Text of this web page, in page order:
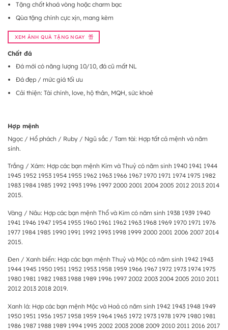
Tặng chốt khoá vòng hoặc charm bạc
Qùa tặng chính cực xịn, mang kèm
XEM ẢNH QUÀ TẶNG NGAY
Chất đá
Đá mới có năng lượng 10/10, đá cũ mất NL
Đá đẹp / mức giá tối ưu
Cải thiện: Tài chính, love, hộ thân, MQH, sức khoẻ
Hợp mệnh
Ngọc / Hổ phách / Ruby / Ngũ sắc / Tam tài: Hợp tất cả mệnh và năm
sinh.
Trắng / Xám: Hợp các bạn mệnh Kim và Thuỷ có năm sinh 1940 1941 1944
1945 1952 1953 1954 1955 1962 1963 1966 1967 1970 1971 1974 1975 1982
1983 1984 1985 1992 1993 1996 1997 2000 2001 2004 2005 2012 2013 2014
2015.
Vàng / Nâu: Hợp các bạn mệnh Thổ và Kim có năm sinh 1938 1939 1940
1941 1946 1947 1954 1955 1960 1961 1962 1963 1968 1969 1970 1971 1976
1977 1984 1985 1990 1991 1992 1993 1998 1999 2000 2001 2006 2007 2014
2015.
Đen / Xanh biển: Hợp các bạn mệnh Thuỷ và Mộc có năm sinh 1942 1943
1944 1945 1950 1951 1952 1953 1958 1959 1966 1967 1972 1973 1974 1975
1980 1981 1982 1983 1988 1989 1996 1997 2002 2003 2004 2005 2010 2011
2012 2013 2018 2019.
Xanh lá: Hợp các bạn mệnh Mộc và Hoả có năm sinh 1942 1943 1948 1949
1950 1951 1956 1957 1958 1959 1964 1965 1972 1973 1978 1979 1980 1981
1986 1987 1988 1989 1994 1995 2002 2003 2008 2009 2010 2011 2016 2017